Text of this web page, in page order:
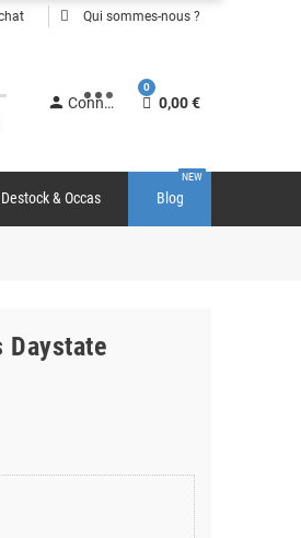
Qui sommes-nous ?
person Connexion
0
0,00 €
Destock & Occas Blog
NEW
Daystate